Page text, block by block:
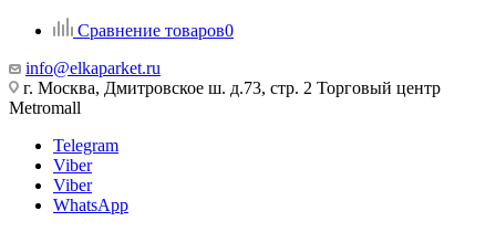
Сравнение товаров0
info@elkaparket.ru
г. Москва, Дмитровское ш. д.73, стр. 2 Торговый центр
Metromall
Telegram
Viber
Viber
WhatsApp